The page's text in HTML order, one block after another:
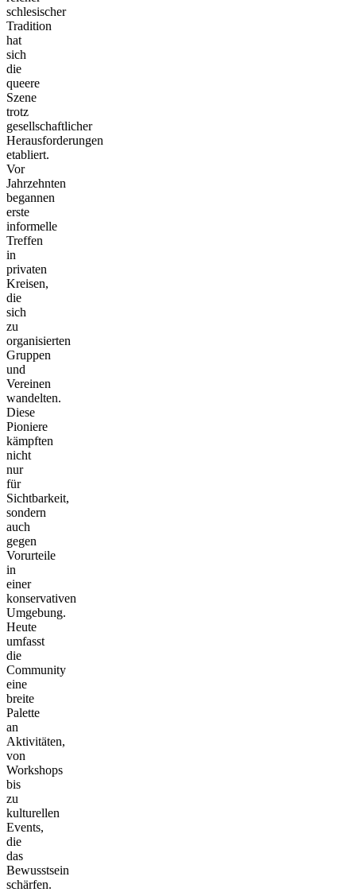
schlesischer
Tradition
hat
sich
die
queere
Szene
trotz
gesellschaftlicher
Herausforderungen
etabliert.
Vor
Jahrzehnten
begannen
erste
informelle
Treffen
in
privaten
Kreisen,
die
sich
zu
organisierten
Gruppen
und
Vereinen
wandelten.
Diese
Pioniere
kämpften
nicht
nur
für
Sichtbarkeit,
sondern
auch
gegen
Vorurteile
in
einer
konservativen
Umgebung.
Heute
umfasst
die
Community
eine
breite
Palette
an
Aktivitäten,
von
Workshops
bis
zu
kulturellen
Events,
die
das
Bewusstsein
schärfen.